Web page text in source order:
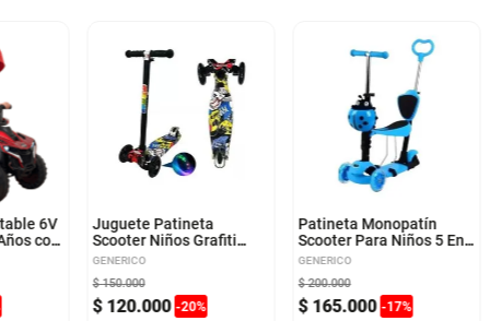
6V
con
Juguete Patineta
Scooter Niños Grafiti
Wason
GENERICO
$ 120.000 -20%
$ 150.000
Patineta Monopatín
Scooter Para Niños 5 En
1 Azul Ap
GENERICO
$ 165.000 -17%
$ 200.000